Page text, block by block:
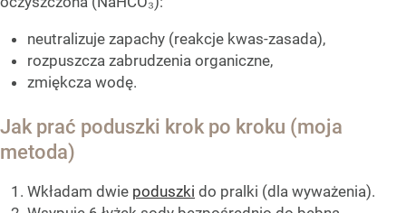
neutralizuje zapachy (reakcje kwas-zasada),
rozpuszcza zabrudzenia organiczne,
zmiękcza wodę.
Jak prać poduszki krok po kroku (moja
metoda)
Wkładam dwie poduszki do pralki (dla wyważenia).